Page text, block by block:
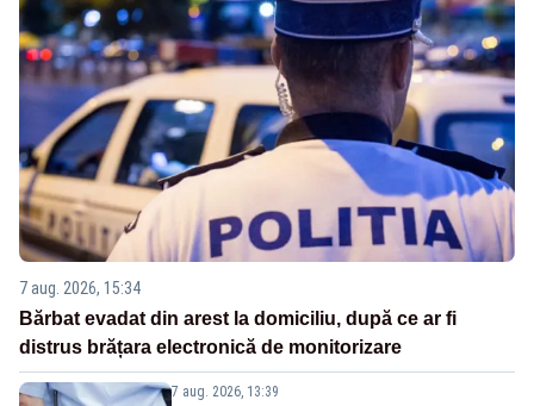
7 aug. 2026, 15:34
Bărbat evadat din arest la domiciliu, după ce ar fi
distrus brățara electronică de monitorizare
7 aug. 2026, 13:39